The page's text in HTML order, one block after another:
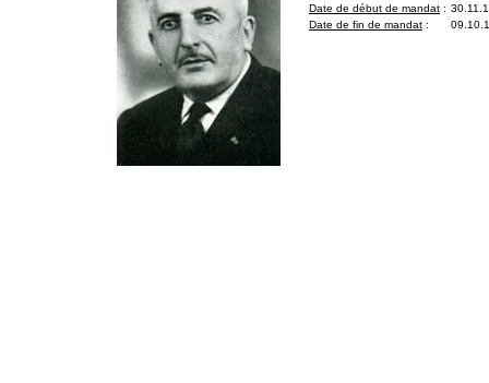
Date de début de mandat :
Date de fin de mandat :